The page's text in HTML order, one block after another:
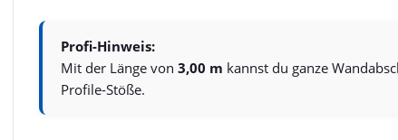
Profi-Hinweis:
Mit der Länge von 3,00 m kannst du ganze
Profile-Stöße.